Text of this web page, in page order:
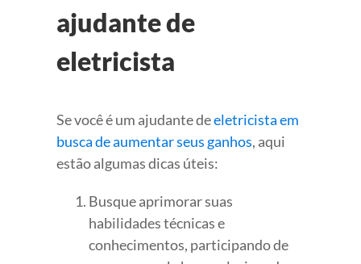
ajudante de
eletricista
Se você é um ajudante deeletricista em
busca de aumentar seus ganhos, aqui
estão algumas dicas úteis:
Busque aprimorar suas
habilidades técnicas e
conhecimentos, participando de